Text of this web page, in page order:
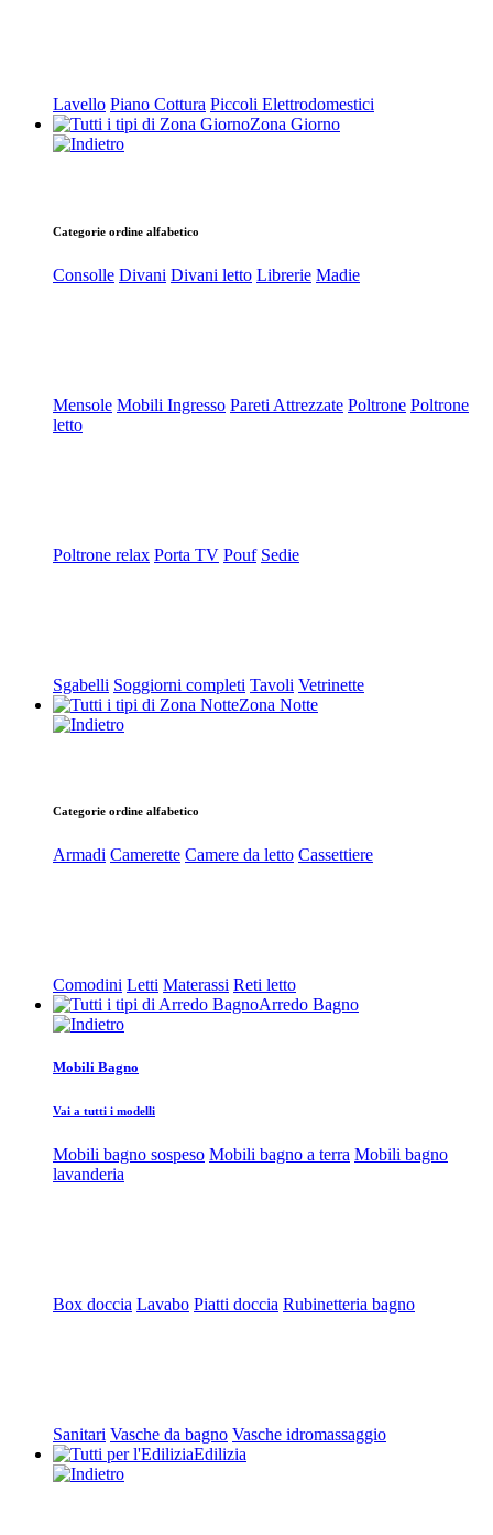
Lavello Piano Cottura Piccoli Elettrodomestici
Zona Giorno
Categorie ordine alfabetico
Consolle Divani Divani letto Librerie Madie
Mensole Mobili Ingresso Pareti Attrezzate Poltrone Poltrone
letto
Poltrone relax Porta TV Pouf Sedie
Sgabelli Soggiorni completi Tavoli Vetrinette
Zona Notte
Categorie ordine alfabetico
Armadi Camerette Camere da letto Cassettiere
Comodini Letti Materassi Reti letto
Arredo Bagno
Mobili Bagno
Vai a tutti i modelli
Mobili bagno sospeso Mobili bagno a terra Mobili bagno
lavanderia
Box doccia Lavabo Piatti doccia Rubinetteria bagno
Sanitari Vasche da bagno Vasche idromassaggio
Edilizia